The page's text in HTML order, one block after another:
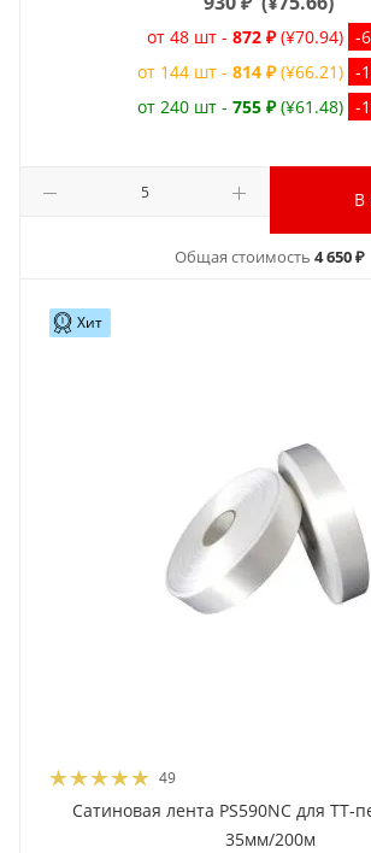
от 48 шт - 872 ₽ (¥70.94) -
от 144 шт - 814 ₽ (¥66.21) -
от 240 шт - 755 ₽ (¥61.48) -
В
Общая стоимость 4 650 ₽
Хит
49
Сатиновая лента PS590NC для ТТ-
35мм/200м